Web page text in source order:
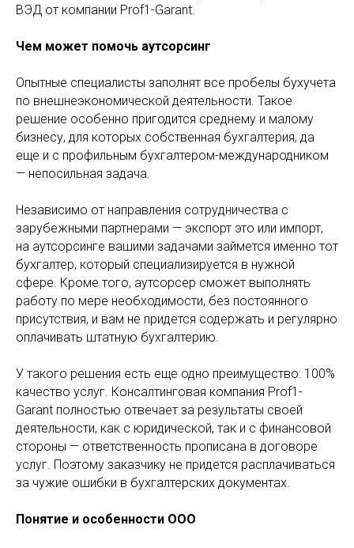
ВЭД от компании Prof1-Garant.
Чем может помочь аутсорсинг
Опытные специалисты заполнят все пробелы бухучета
по внешнеэкономической деятельности. Такое
решение особенно пригодится среднему и малому
бизнесу, для которых собственная бухгалтерия, да
еще и с профильным бухгалтером-международником
— непосильная задача.
Независимо от направления сотрудничества с
зарубежными партнерами — экспорт это или импорт,
на аутсорсинге вашими задачами займется именно тот
бухгалтер, который специализируется в нужной
сфере. Кроме того, аутсорсер сможет выполнять
работу по мере необходимости, без постоянного
присутствия, и вам не придется содержать и регулярно
оплачивать штатную бухгалтерию.
У такого решения есть еще одно преимущество: 100%
качество услуг. Консалтинговая компания Prof1-
Garant полностью отвечает за результаты своей
деятельности, как с юридической, так и с финансовой
стороны — ответственность прописана в договоре
услуг. Поэтому заказчику не придется расплачиваться
за чужие ошибки в бухгалтерских документах.
Понятие и особенности ООО